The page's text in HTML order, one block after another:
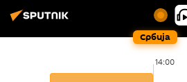
Србија
14:00